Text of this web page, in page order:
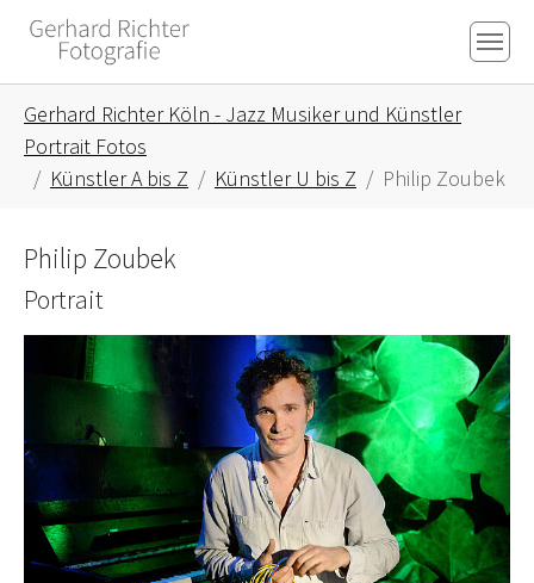
Skip to main content
Skip to page footer
Gerhard Richter Köln - Jazz Musiker und Künstler
Portrait Fotos
Künstler A bis Z
Künstler U bis Z Philip Zoubek
Philip Zoubek
Portrait
Show larger version for: